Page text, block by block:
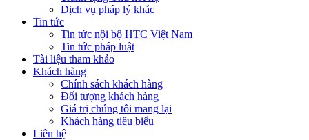
Dịch vụ pháp lý khác
Tin tức
Tin tức nội bộ HTC Việt Nam
Tin tức pháp luật
Tài liệu tham khảo
Khách hàng
Chính sách khách hàng
Đối tượng khách hàng
Giá trị chúng tôi mang lại
Khách hàng tiêu biểu
Liên hệ